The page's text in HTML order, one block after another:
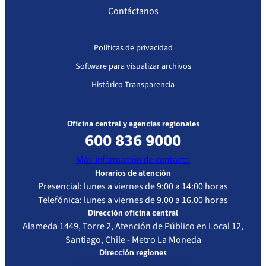
Contáctanos
Políticas de privacidad
Software para visualizar archivos
Histórico Transparencia
Oficina central y agencias regionales
600 836 9000
Más información de contacto
Horarios de atención
Presencial: lunes a viernes de 9:00 a 14:00 horas
Telefónica: lunes a viernes de 9.00 a 16.00 horas
Dirección oficina central
Alameda 1449, Torre 2, Atención de Público en Local 12,
Santiago, Chile - Metro La Moneda
Dirección regiones